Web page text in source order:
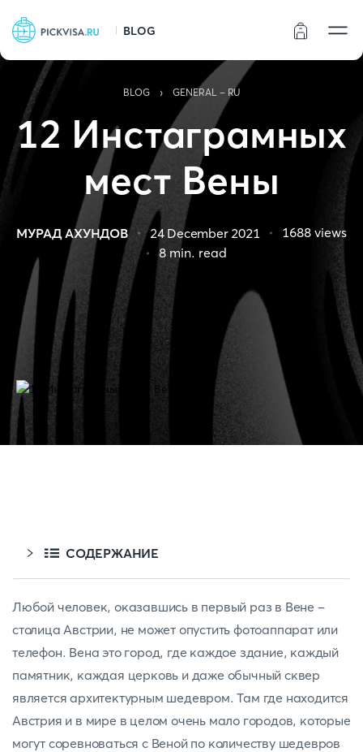
BLOG
BLOG › GENERAL - RU
12 Инстаграмных
мест Вены
МУРАД АХУНДОВ 24 December 2021 1688views
8min. read
СОДЕРЖАНИЕ
Любой человек, оказавшись в первый раз в Вене -
столица Австрии, не может опустить фотоаппарат или
телефон. Вена это город, где каждое здание, каждый
памятник, каждая церковь и даже обычный сквер
является архитектурным шедевром. Там где находится
Австрия и в мире в целом очень мало городов, которые
могут соревноваться с Веной по количеству шедевров